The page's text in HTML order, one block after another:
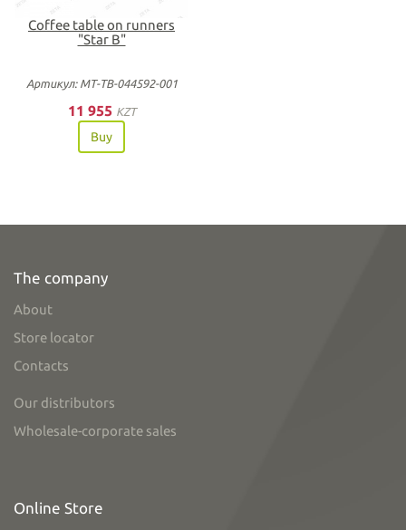
Coffee table on runners
"Star B"
Артикул: МТ-ТВ-044592-001
11 955 KZT
Buy
The company
About
Store locator
Contacts
Our distributors
Wholesale-corporate sales
Online Store